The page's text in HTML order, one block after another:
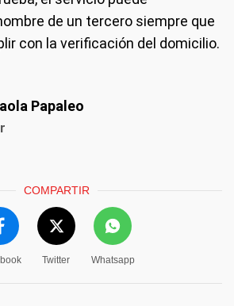
de un tercero siempre que
con la verificación del domicilio.
Papaleo
COMPARTIR
Twitter Whatsapp